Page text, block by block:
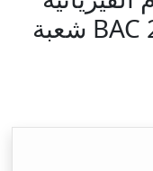
بكالوريا 2021 – BAC 2021 شعبة